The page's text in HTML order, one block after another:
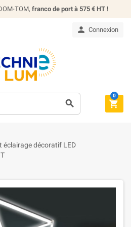
TOM, franco de port à 575 € HT !
 Connexion
 
0
éclairage décoratif LED